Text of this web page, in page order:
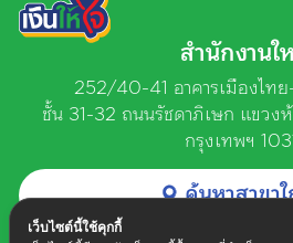
สำนักงาน
252/40-41 อาคารเมืองไท
ชั้น 31-32 ถนนรัชดาภิเษก แขวง
กรุงเทพฯ
ค้นหาสาขา
ติดต่อเงินให้
เว็บไซต์นี้ใช้คุกกี้